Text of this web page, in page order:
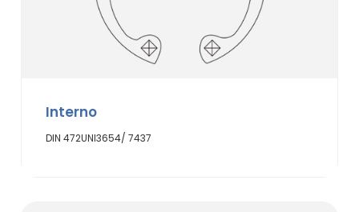
Interno
DIN 472UNI3654/ 7437